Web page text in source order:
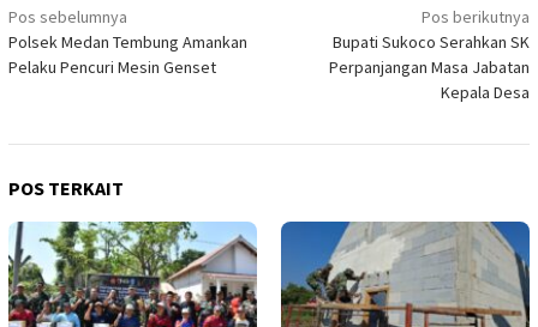
Navigasi
pos
Pos sebelumnya
Polsek Medan Tembung Amankan
Pelaku Pencuri Mesin Genset
Pos berikutnya
Bupati Sukoco Serahkan SK
Perpanjangan Masa Jabatan
Kepala Desa
POS TERKAIT